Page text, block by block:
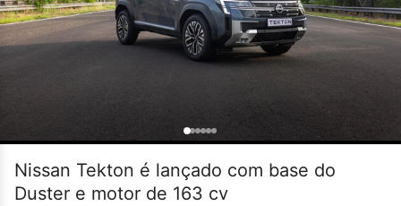
Nissan Tekton é lançado com base do
Duster e motor de 163 cv